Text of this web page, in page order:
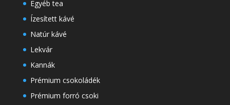
Egyéb tea
Ízesített kávé
Natúr kávé
Lekvár
Kannák
Prémium csokoládék
Prémium forró csoki